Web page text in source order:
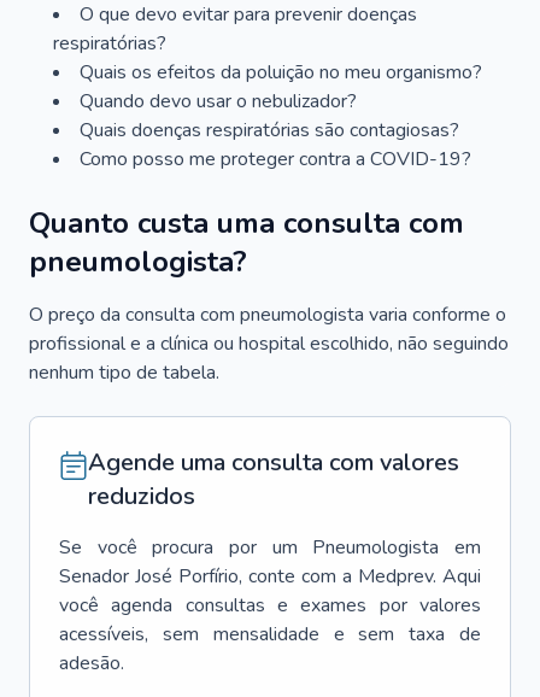
O que devo evitar para prevenir doenças
respiratórias?
Quais os efeitos da poluição no meu organismo?
Quando devo usar o nebulizador?
Quais doenças respiratórias são contagiosas?
Como posso me proteger contra a COVID-19?
Quanto custa uma consulta com
pneumologista?
O preço da consulta com pneumologista varia conforme o
profissional e a clínica ou hospital escolhido, não seguindo
nenhum tipo de tabela.
Agende uma consulta com valores
reduzidos
Se você procura por um Pneumologista
em
Senador José Porfírio, conte com a Medprev. Aqui
você agenda consultas e exames por valores
acessíveis, sem mensalidade e sem taxa de
adesão.